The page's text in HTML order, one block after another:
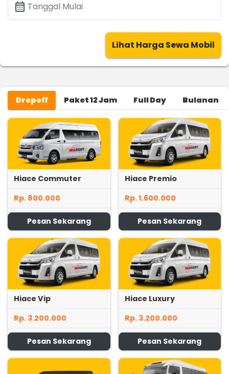
calendar_month Tanggal Mulai
Lihat Harga Sewa Mobil
Dropoff Paket 12 Jam Full Day Bulanan
Hiace Commuter
Rp. 800.000
Pesan Sekarang
Hiace Premio
Rp. 1.600.000
Pesan Sekarang
Hiace Vip
Rp. 3.200.000
Pesan Sekarang
Hiace Luxury
Rp. 3.200.000
Pesan Sekarang